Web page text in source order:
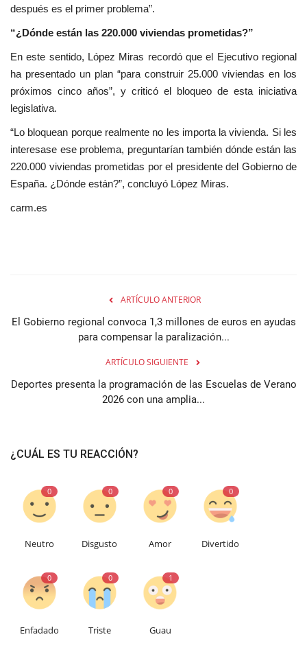
después es el primer problema”.
“¿Dónde están las 220.000 viviendas prometidas?”
En este sentido, López Miras recordó que el Ejecutivo regional
ha presentado un plan “para construir 25.000 viviendas en los
próximos cinco años”, y criticó el bloqueo de esta iniciativa
legislativa.
“Lo bloquean porque realmente no les importa la vivienda. Si les
interesase ese problema, preguntarían también dónde están las
220.000 viviendas prometidas por el presidente del Gobierno de
España. ¿Dónde están?”, concluyó López Miras.
carm.es
ARTÍCULO ANTERIOR
El Gobierno regional convoca 1,3 millones de euros en ayudas
para compensar la paralización...
ARTÍCULO SIGUIENTE
Deportes presenta la programación de las Escuelas de Verano
2026 con una amplia...
¿CUÁL ES TU REACCIÓN?
0
Neutro
0
Disgusto
0
Amor
0
Divertido
0
Enfadado
0
Triste
1
Guau